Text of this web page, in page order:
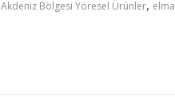
Akdeniz Bölgesi Yöresel Ürünler, elma